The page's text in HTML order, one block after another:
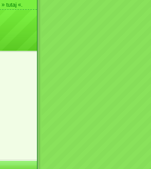
» tutaj «